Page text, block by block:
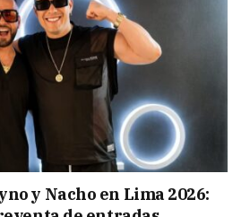
y Nacho en Lima 2026: